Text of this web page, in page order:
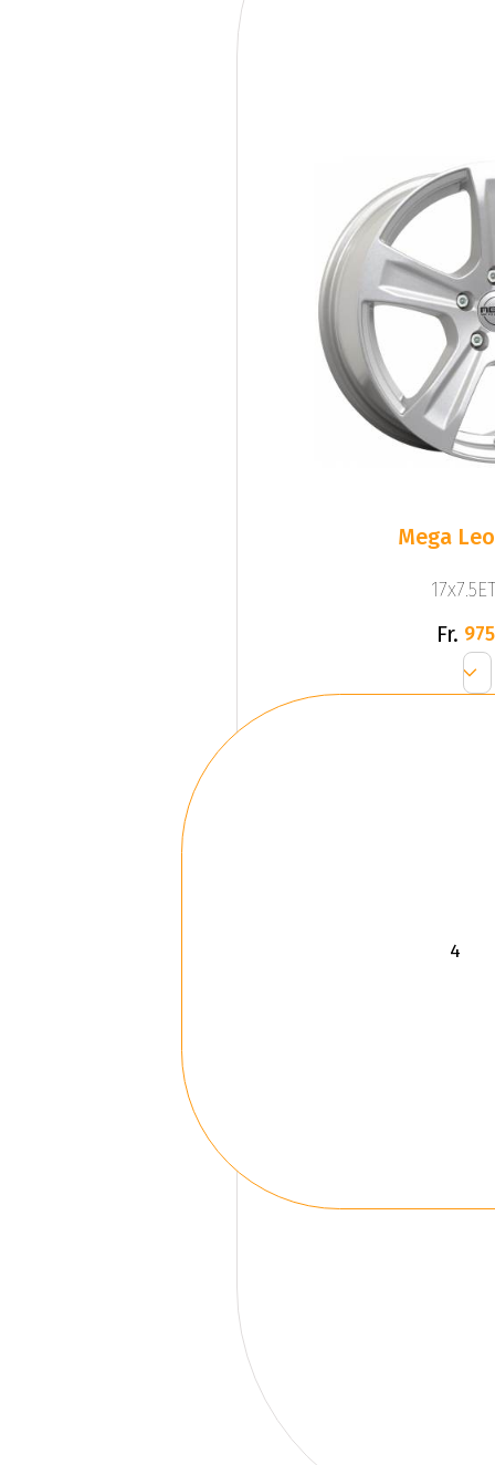
Mega
Fr.